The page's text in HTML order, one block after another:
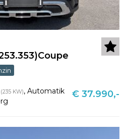
(235 KW), Automatik
€ 37.990,-